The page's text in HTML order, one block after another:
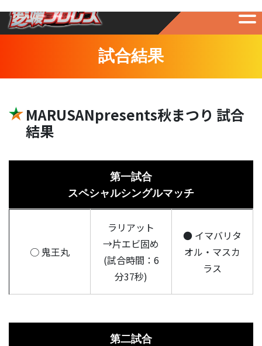
試合結果
MARUSANpresents秋まつり 試合
結果
第一試合
スペシャルシングルマッチ
○ 鬼王丸
ラリアット
→片エビ固め
(試合時間：6
分37秒)
● イマバリタ
オル・マスカ
ラス
第二試合